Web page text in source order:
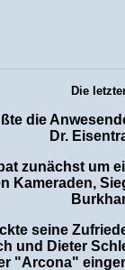
Die
die
Dr.
zunächst um
Kameraden,
seine
und Dieter
"Arcona"